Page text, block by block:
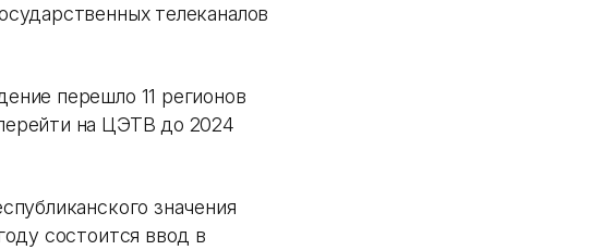
телеканалов
перешло 11 регионов
на ЦЭТВ до 2024
значения
состоится ввод в